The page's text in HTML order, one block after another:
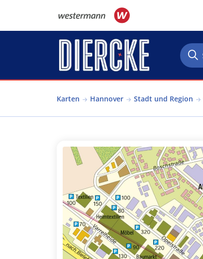
Karten Hannover Stadt und Region